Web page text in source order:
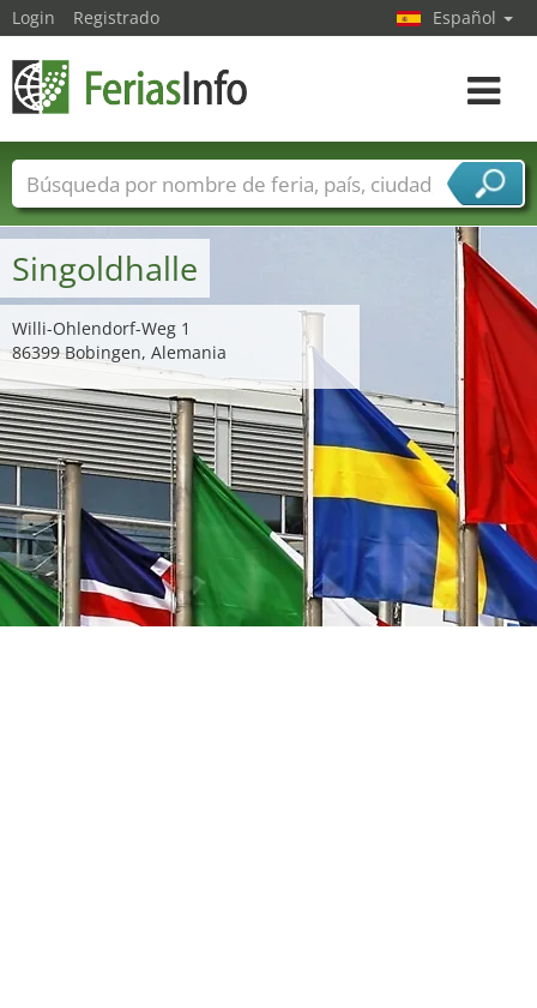
Singoldhalle
Willi-Ohlendorf-Weg 1
86399 Bobingen, Alemania
Login Registrado Español
toggle
Nombres de ferias Países
Ciudades
Sectores de ferias
Sectores de proveedor de servicios